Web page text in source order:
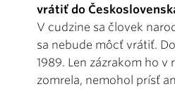
vrátiť do
V cudzine sa človek
sa nebude môcť vrátiť.
1989. Len zázrakom ho
zomrela, nemohol prísť